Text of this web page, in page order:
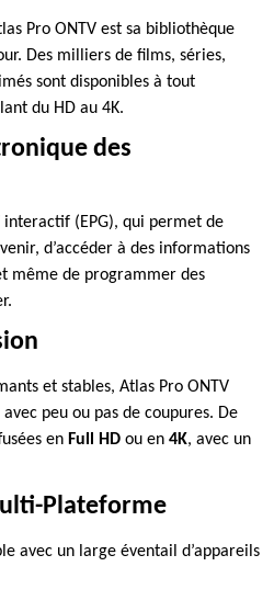
Pro ONTV est sa bibliothèque
Des milliers de films, séries,
sont disponibles à tout
du HD au 4K.
des
interactif (EPG), qui permet de
d’accéder à des informations
même de programmer des
et stables, Atlas Pro ONTV
peu ou pas de coupures. De
en Full HD ou en 4K, avec un
Plateforme
avec un large éventail d’appareils